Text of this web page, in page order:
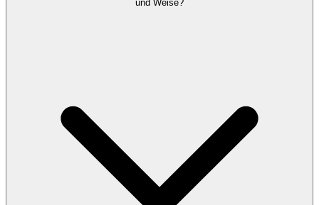
und Weise?